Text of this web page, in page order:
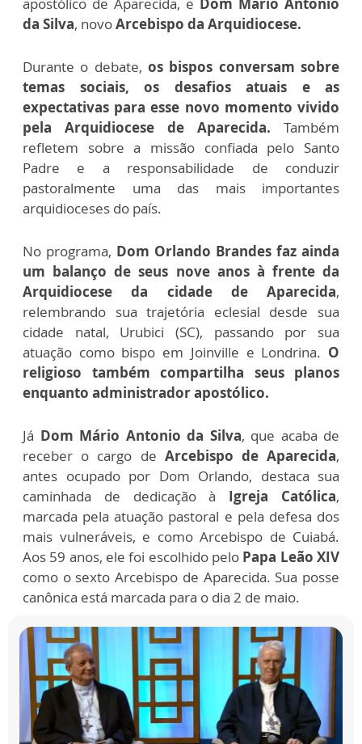
apostólico de Aparecida, e Dom Mário Antonio
da Silva, novoArcebispo da Arquidiocese.
Durante o debate, os bispos conversam sobre
temas sociais, os desafios atuais e as
expectativas para esse novo momento vivido
pela Arquidiocese de Aparecida. Também
refletem sobre a missão confiada pelo Santo
Padre e a responsabilidade de conduzir
pastoralmente uma das mais importantes
arquidioceses do país.
No programa, Dom Orlando Brandes faz ainda
um balanço de seus nove anos à frente da
Arquidiocese da cidade de Aparecida,
relembrando sua trajetória eclesial desde sua
cidade natal, Urubici (SC), passando por sua
atuação como bispo em Joinville e Londrina. O
religioso também compartilha seus planos
enquanto administrador apostólico.
Já Dom Mário Antonio da Silva, que acaba de
receber o cargo de Arcebispo de Aparecida,
antes ocupado por Dom Orlando, destaca sua
caminhada de dedicação à Igreja Católica,
marcada pela atuação pastoral e pela defesa dos
mais vulneráveis, e como Arcebispo de Cuiabá.
Aos 59 anos, ele foi escolhido pelo Papa Leão XIV
como o sexto Arcebispo de Aparecida. Sua posse
canônica está marcada para o dia 2 de maio.